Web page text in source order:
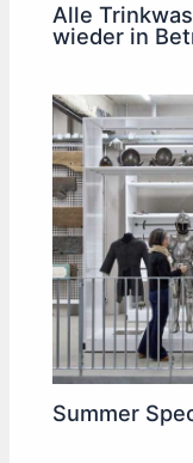
Alle
wieder in
Summer